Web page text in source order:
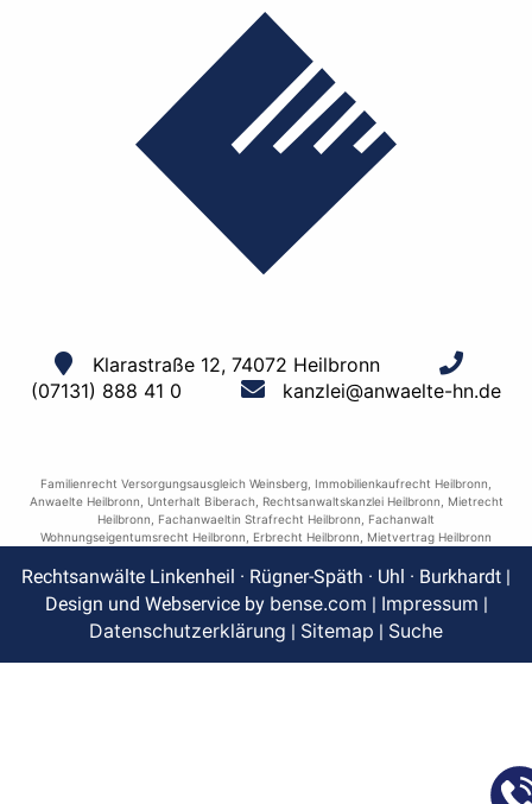
Klarastraße 12, 74072 Heilbronn
(07131) 888 41 0
kanzlei@anwaelte-hn.de
Familienrecht Versorgungsausgleich Weinsberg Immobilienkaufrecht Heilbronn
Anwaelte Heilbronn
Unterhalt Biberach Rechtsanwaltskanzlei Heilbronn
Mietrecht
Heilbronn
Fachanwaeltin Strafrecht Heilbronn
Fachanwalt
Wohnungseigentumsrecht Heilbronn
Erbrecht Heilbronn Mietvertrag Heilbronn
Rechtsanwälte Linkenheil · Rügner-Späth · Uhl · Burkhardt |
Design und Webservice by bense.com | Impressum |
Datenschutzerklärung | Sitemap | Suche